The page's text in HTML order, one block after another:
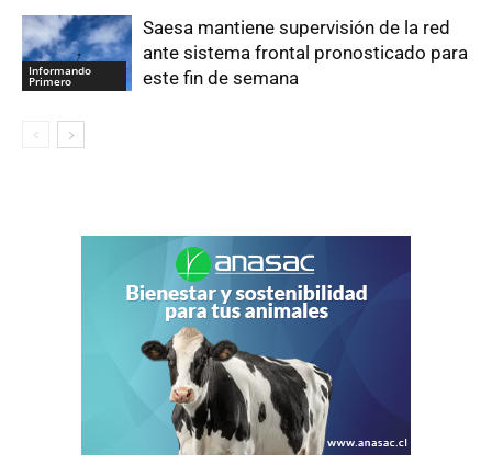
Informando
Primero
Saesa mantiene supervisión de la red
ante sistema frontal pronosticado para
este fin de semana